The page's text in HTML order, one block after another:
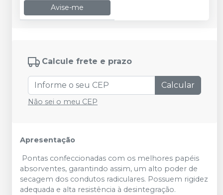
Avise-me
Calcule frete e prazo
Calcular
Não sei o meu CEP
Apresentação
Pontas confeccionadas com os melhores papéis
absorventes, garantindo assim, um alto poder de
secagem dos condutos radiculares. Possuem rigidez
adequada e alta resistência à desintegração.